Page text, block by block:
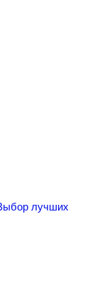
лучших